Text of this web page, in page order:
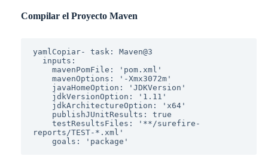
Compilar el Proyecto Maven
yamlCopiar- task: Maven@3
reports/TEST-*.xml'